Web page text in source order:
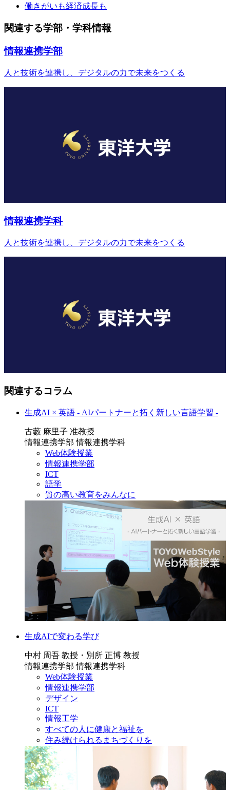
働きがいも経済成長も
関連する学部・学科情報
情報連携学部
人と技術を連携し、デジタルの力で未来をつくる
情報連携学科
人と技術を連携し、デジタルの力で未来をつくる
関連するコラム
生成AI × 英語 - AIパートナーと拓く新しい言語学習 -
古藪 麻里子 准教授
情報連携学部 情報連携学科
Web体験授業
情報連携学部
ICT
語学
質の高い教育をみんなに
生成AIで変わる学び
中村 周吾 教授・別所 正博 教授
情報連携学部 情報連携学科
Web体験授業
情報連携学部
デザイン
ICT
情報工学
すべての人に健康と福祉を
住み続けられるまちづくりを